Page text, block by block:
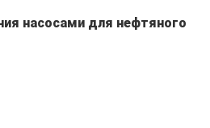
насосами для нефтяного